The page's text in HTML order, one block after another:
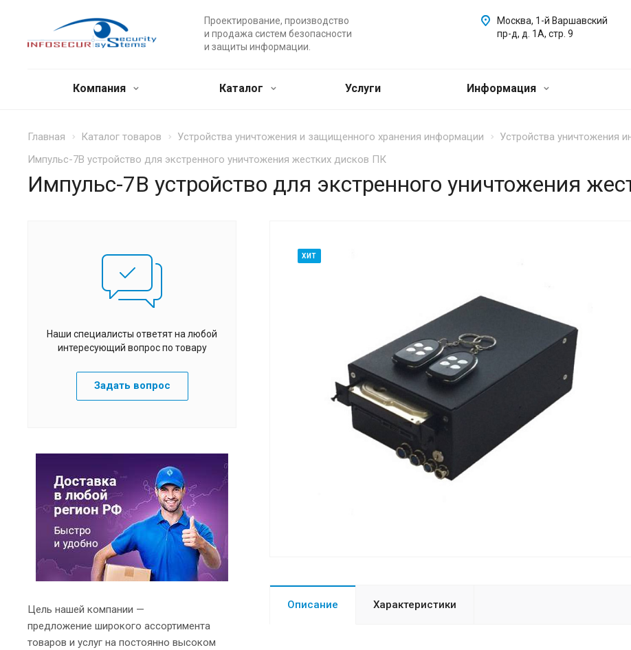
Проектирование, производство
и продажа систем безопасности
и защиты информации.
Москва, 1-й Варшавский
пр-д, д. 1А, стр. 9
Компания Каталог Услуги Информация
Главная Каталог товаров Устройства уничтожения и защищенного хранения информации
Устройства уничтожения
Импульс-7В устройство для экстренного уничтожения жестких дисков ПК
Импульс-7В устройство для экстренного уничтожения
ХИТ
Описание Характеристики
Наши специалисты ответят на любой
интересующий вопрос по товару
Задать вопрос
Цель нашей компании —
предложение широкого ассортимента
товаров и услуг на постоянно высоком